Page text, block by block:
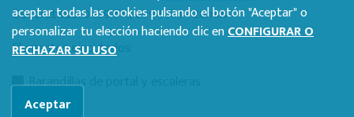
Decorativos: 0459 FH, 0794 FH - 20mm
Elementos ejecutados:
Barandillas de portal y escaleras
aceptar todas las cookies pulsando el botón "Aceptar" o
personalizar tu elección haciendo clic enCONFIGURAR O
RECHAZAR SU USO
Aceptar